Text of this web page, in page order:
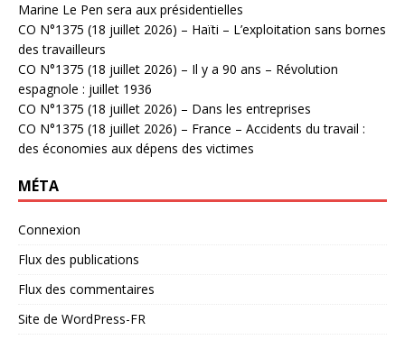
Marine Le Pen sera aux présidentielles
CO N°1375 (18 juillet 2026) – Haïti – L’exploitation sans bornes
des travailleurs
CO N°1375 (18 juillet 2026) – Il y a 90 ans – Révolution
espagnole : juillet 1936
CO N°1375 (18 juillet 2026) – Dans les entreprises
CO N°1375 (18 juillet 2026) – France – Accidents du travail :
des économies aux dépens des victimes
MÉTA
Connexion
Flux des publications
Flux des commentaires
Site de WordPress-FR